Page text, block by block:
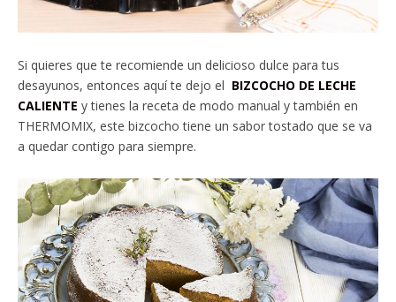
Si quieres que te recomiende un delicioso dulce para tus
desayunos, entonces aquí te dejo el BIZCOCHO DE LECHE
CALIENTE y tienes la receta de modo manual y también en
THERMOMIX, este bizcocho tiene un sabor tostado que se va
a quedar contigo para siempre.